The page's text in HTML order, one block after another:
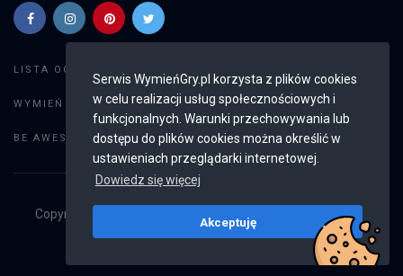
Serwis WymieńGry.pl korzysta z plików cookies
w celu realizacji usług społecznościowych i
funkcjonalnych. Warunki przechowywania lub
dostępu do plików cookies można określić w
ustawieniach przeglądarki internetowej.
Dowiedz się więcej
Akceptuję
LISTA OGŁOSZEŃ:
WYMIEŃ GRY: Dodaj ogłoszenie
BE AWESOME: Weryfikacja konta
Copyright © 2019 - 2026
Wszystkie prawa
v2.8.4